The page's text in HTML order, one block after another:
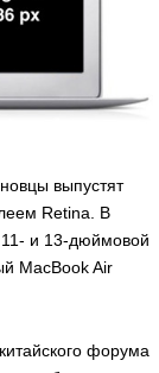
выпустят
Retina. В
и 13-дюймовой
MacBook Air
форума